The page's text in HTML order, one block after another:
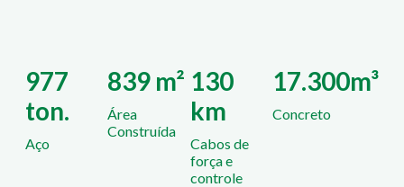
977
ton.
Aço
839 m²
Área
Construída
130
km
Cabos de
força e
controle
17.300m³
Concreto